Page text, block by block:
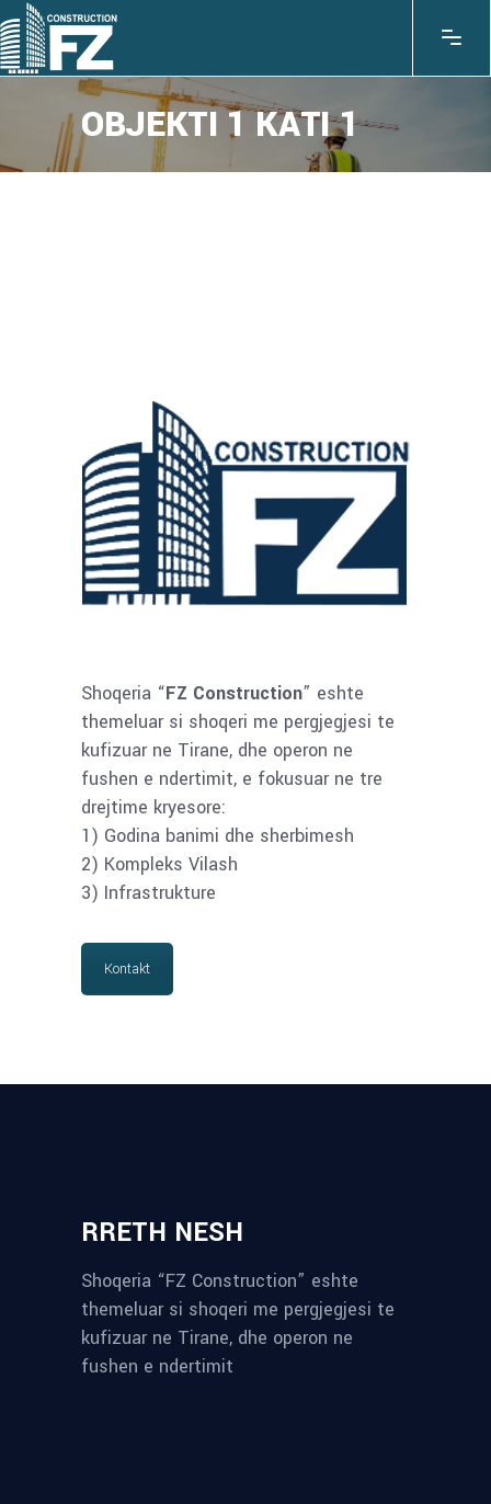
OBJEKTI 1 KATI 1
Shoqeria “FZ Construction” eshte
themeluar si shoqeri me pergjegjesi te
kufizuar ne Tirane, dhe operon ne
fushen e ndertimit, e fokusuar ne tre
drejtime kryesore:
1) Godina banimi dhe sherbimesh
2) Kompleks Vilash
3) Infrastrukture
Kontakt
RRETH NESH
Shoqeria “FZ Construction” eshte
themeluar si shoqeri me pergjegjesi te
kufizuar ne Tirane, dhe operon ne
fushen e ndertimit